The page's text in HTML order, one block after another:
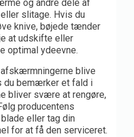
og andre dele af
slitage. Hvis du
knive, bøjede tænder
at udskifte eller
optimal ydeevne.
blive
du bemærker et fald i
bliver svære at rengøre,
producentens
eller tag din
for at få den serviceret.